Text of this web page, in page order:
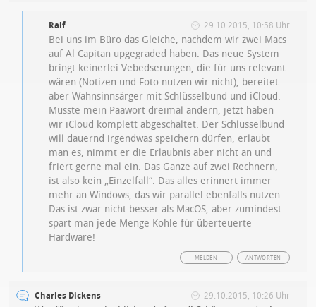
Ralf 29.10.2015, 10:58 Uhr
Bei uns im Büro das Gleiche, nachdem wir zwei Macs
auf Al Capitan upgegraded haben. Das neue System
bringt keinerlei Vebedserungen, die für uns relevant
wären (Notizen und Foto nutzen wir nicht), bereitet
aber Wahnsinnsärger mit Schlüsselbund und iCloud.
Musste mein Paawort dreimal ändern, jetzt haben
wir iCloud komplett abgeschaltet. Der Schlüsselbund
will dauernd irgendwas speichern dürfen, erlaubt
man es, nimmt er die Erlaubnis aber nicht an und
friert gerne mal ein. Das Ganze auf zwei Rechnern,
ist also kein „Einzelfall“. Das alles erinnert immer
mehr an Windows, das wir parallel ebenfalls nutzen.
Das ist zwar nicht besser als MacOS, aber zumindest
spart man jede Menge Kohle für überteuerte
Hardware!
ANTWORTEN
MELDEN
Charles Dickens 29.10.2015, 10:26 Uhr